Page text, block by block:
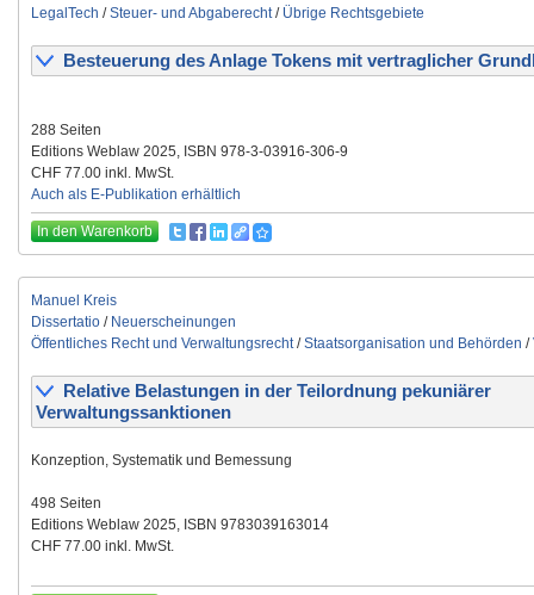
LegalTech /Steuer- und Abgaberecht/ Übrige Rechtsgebiete
Besteuerung des Anlage Tokens mit vertraglicher
288 Seiten
Editions Weblaw 2025, ISBN 978-3-03916-306-9
CHF 77.00 inkl. MwSt.
Auch als E-Publikation erhältlich
In den Warenkorb
Manuel Kreis
Dissertatio / Neuerscheinungen
Öffentliches Recht und Verwaltungsrecht/Staatsorganisation und Behörden /
Relative Belastungen in der Teilordnung pekuniärer
Verwaltungssanktionen
Konzeption, Systematik und Bemessung
498 Seiten
Editions Weblaw 2025, ISBN 9783039163014
CHF 77.00 inkl. MwSt.